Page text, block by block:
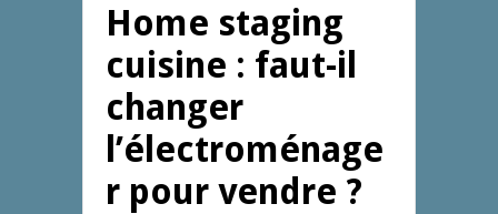
Home staging
cuisine : faut-il
changer
l’électroménage
r pour vendre ?